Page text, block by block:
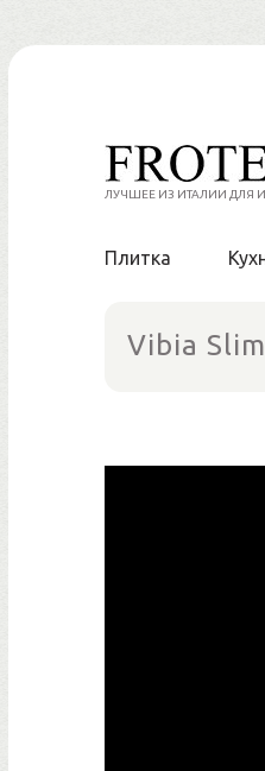
Skip
ЛУЧШЕЕ ИЗ ИТАЛИИ ДЛЯ
Плитка
Vibia Slim